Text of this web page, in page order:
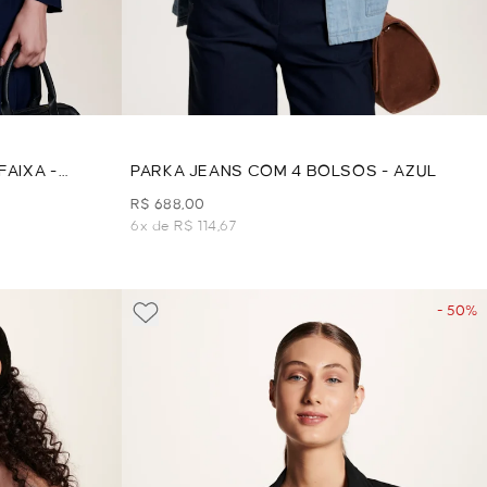
- PARKA JEANS COM 4 BOLSOS - AZUL
R$ 688,00
6x de R$ 114,67
- 50%